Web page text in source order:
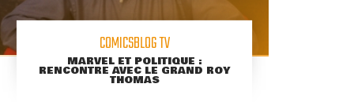
COMICSBLOG TV
MARVEL ET POLITIQUE :
RENCONTRE AVEC LE GRAND ROY
THOMAS